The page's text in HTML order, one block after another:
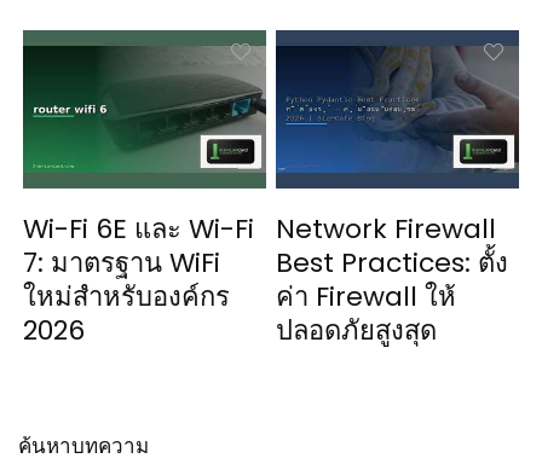
Wi-Fi 6E และ Wi-Fi
7: มาตรฐาน WiFi
ใหม่สำหรับองค์กร
2026
Network Firewall
Best Practices: ตั้ง
ค่า Firewall ให้
ปลอดภัยสูงสุด
ค้นหาบทความ